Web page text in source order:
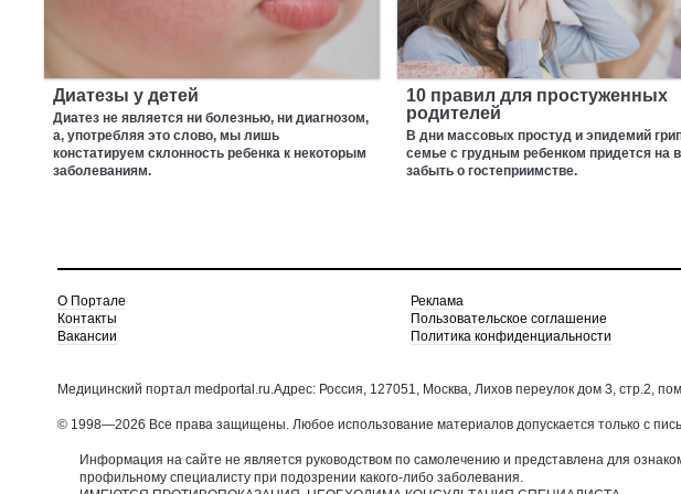
Диатезы у детей
Диатез не является ни болезнью, ни диагнозом,
а, употребляя это слово, мы лишь
констатируем склонность ребенка к некоторым
заболеваниям.
10 правил для простуженных
родителей
В дни массовых простуд и эпидемий
семье с грудным ребенком придется на
забыть о гостеприимстве.
О Портале
Контакты
Вакансии
Реклама
Пользовательское соглашение
Политика конфиденциальности
Медицинский портал medportal.ru.Адрес: Россия, 127051, Москва, Лихов переулок дом 3, стр.2,
© 1998—2026 Все права защищены. Любое использование материалов допускается только с
Информация на сайте не является руководством по самолечению и представлена для
профильному специалисту при подозрении какого-либо заболевания.